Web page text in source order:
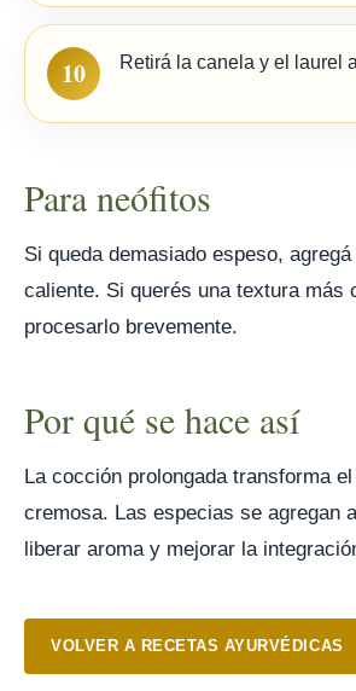
10 Retirá la canela y el laurel
Para neófitos
Si queda demasiado espeso,
caliente. Si querés una textura más
procesarlo brevemente.
Por qué se hace así
La cocción prolongada transforma
cremosa. Las especias se agregan
liberar aroma y mejorar la
VOLVER A RECETAS AYURVÉDICAS